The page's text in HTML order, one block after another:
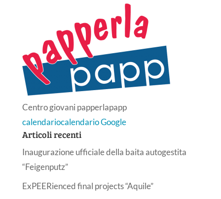
Centro giovani papperlapapp
calendariocalendario Google
Articoli recenti
Inaugurazione ufficiale della baita autogestita
“Feigenputz”
ExPEERienced final projects “Aquile”